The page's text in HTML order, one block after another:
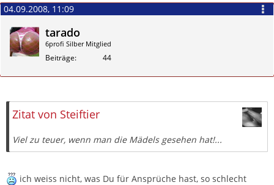
04.09.2008, 11:09
tarado
6profi Silber Mitglied
Beiträge 44
Zitat von Steiftier
Viel zu teuer, wenn man die Mädels gesehen hat!...
ich weiss nicht, was Du für Ansprüche hast, so schlecht
Zitieren